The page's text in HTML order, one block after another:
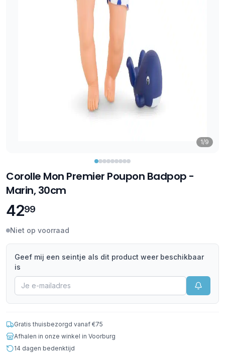
1/9
Corolle Mon Premier Poupon Badpop -
Marin, 30cm
4299
Niet op voorraad
Geef mij een seintje als dit product weer beschikbaar
is
Gratis thuisbezorgd vanaf €75
Afhalen in onze winkel in Voorburg
14 dagen bedenktijd